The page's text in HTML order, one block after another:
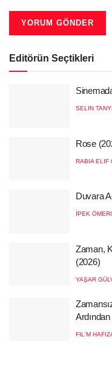
Editörün Seçtikleri
SELIN
Rose
RABIA ELIF
Duvara
İPEK
Zaman,
(2026)
YAŞAR
Ardından
FIL'M